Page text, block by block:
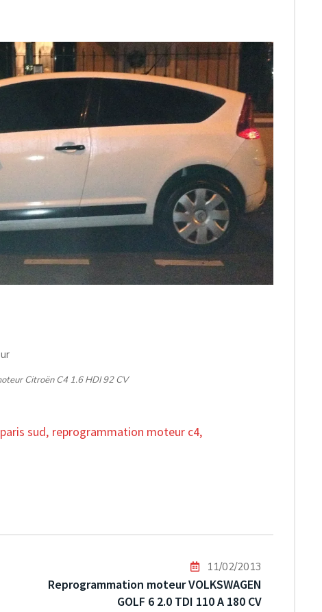
Citroën C4 1.6 HDI 92 CV
sud, reprogrammation moteur c4,
11/02/2013
Reprogrammation moteur VOLKSWAGEN
GOLF 6 2.0 TDI 110 A 180 CV